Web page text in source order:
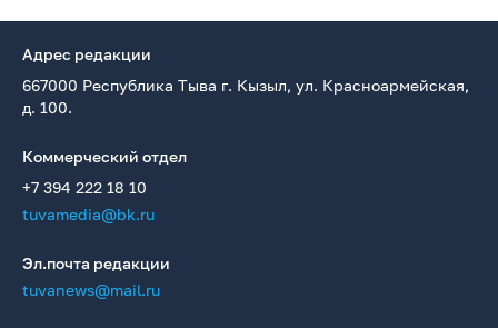
Адрес редакции
667000 Республика Тыва г. Кызыл, ул. Красноармейская,
д. 100.
Коммерческий отдел
+7 394 222 18 10
tuvamedia@bk.ru
Эл.почта редакции
tuvanews@mail.ru